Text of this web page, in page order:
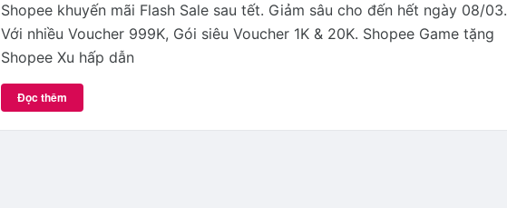
Shopee khuyến mãi Flash Sale sau tết. Giảm sâu cho đến hết ngày 08/03.
Với nhiều Voucher 999K, Gói siêu Voucher 1K & 20K. Shopee Game tặng
Shopee Xu hấp dẫn
Đọc thêm